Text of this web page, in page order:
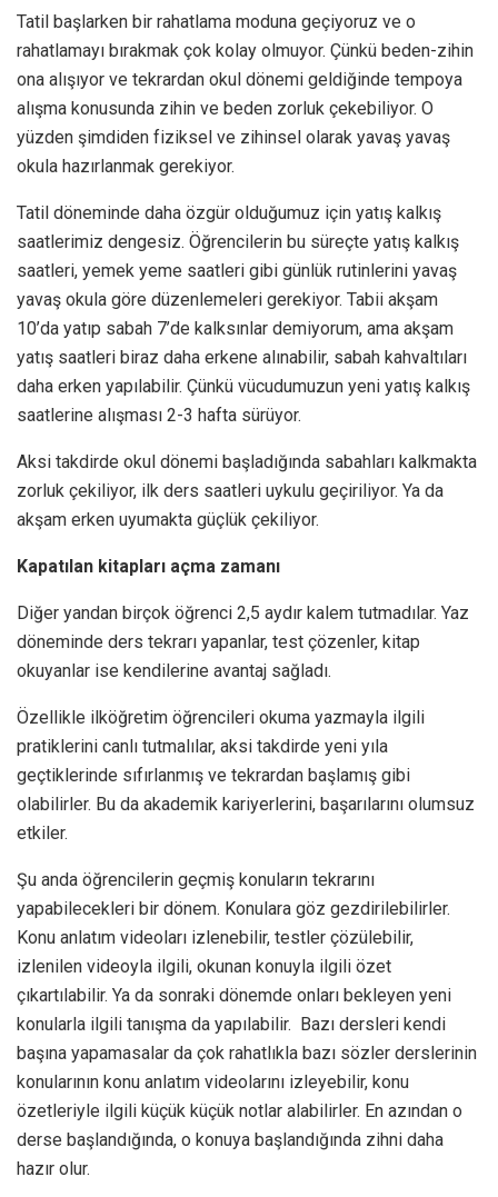
Tatil başlarken bir rahatlama moduna geçiyoruz ve o
rahatlamayı bırakmak çok kolay olmuyor. Çünkü beden-zihin
ona alışıyor ve tekrardan okul dönemi geldiğinde tempoya
alışma konusunda zihin ve beden zorluk çekebiliyor. O
yüzden şimdiden fiziksel ve zihinsel olarak yavaş yavaş
okula hazırlanmak gerekiyor.
Tatil döneminde daha özgür olduğumuz için yatış kalkış
saatlerimiz dengesiz. Öğrencilerin bu süreçte yatış kalkış
saatleri, yemek yeme saatleri gibi günlük rutinlerini yavaş
yavaş okula göre düzenlemeleri gerekiyor. Tabii akşam
10’da yatıp sabah 7’de kalksınlar demiyorum, ama akşam
yatış saatleri biraz daha erkene alınabilir, sabah kahvaltıları
daha erken yapılabilir. Çünkü vücudumuzun yeni yatış kalkış
saatlerine alışması 2-3 hafta sürüyor.
Aksi takdirde okul dönemi başladığında sabahları kalkmakta
zorluk çekiliyor, ilk ders saatleri uykulu geçiriliyor. Ya da
akşam erken uyumakta güçlük çekiliyor.
Kapatılan kitapları açma zamanı
Diğer yandan birçok öğrenci 2,5 aydır kalem tutmadılar. Yaz
döneminde ders tekrarı yapanlar, test çözenler, kitap
okuyanlar ise kendilerine avantaj sağladı.
Özellikle ilköğretim öğrencileri okuma yazmayla ilgili
pratiklerini canlı tutmalılar, aksi takdirde yeni yıla
geçtiklerinde sıfırlanmış ve tekrardan başlamış gibi
olabilirler. Bu da akademik kariyerlerini, başarılarını olumsuz
etkiler.
Şu anda öğrencilerin geçmiş konuların tekrarını
yapabilecekleri bir dönem. Konulara göz gezdirilebilirler.
Konu anlatım videoları izlenebilir, testler çözülebilir,
izlenilen videoyla ilgili, okunan konuyla ilgili özet
çıkartılabilir. Ya da sonraki dönemde onları bekleyen yeni
konularla ilgili tanışma da yapılabilir. Bazı dersleri kendi
başına yapamasalar da çok rahatlıkla bazı sözler derslerinin
konularının konu anlatım videolarını izleyebilir, konu
özetleriyle ilgili küçük küçük notlar alabilirler. En azından o
derse başlandığında, o konuya başlandığında zihni daha
hazır olur.